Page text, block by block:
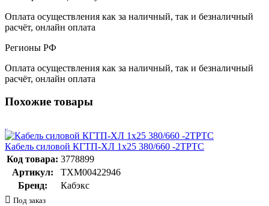
Оплата осуществления как за наличный, так и безналичный
расчёт, онлайн оплата
Регионы РФ
Оплата осуществления как за наличный, так и безналичный
расчёт, онлайн оплата
Похожие товары
Кабель силовой КГТП-ХЛ 1х25 380/660 -2ТРТС
Код товара: 3778899
Артикул:
ТХМ00422946
Бренд:
Кабэкс
Под заказ